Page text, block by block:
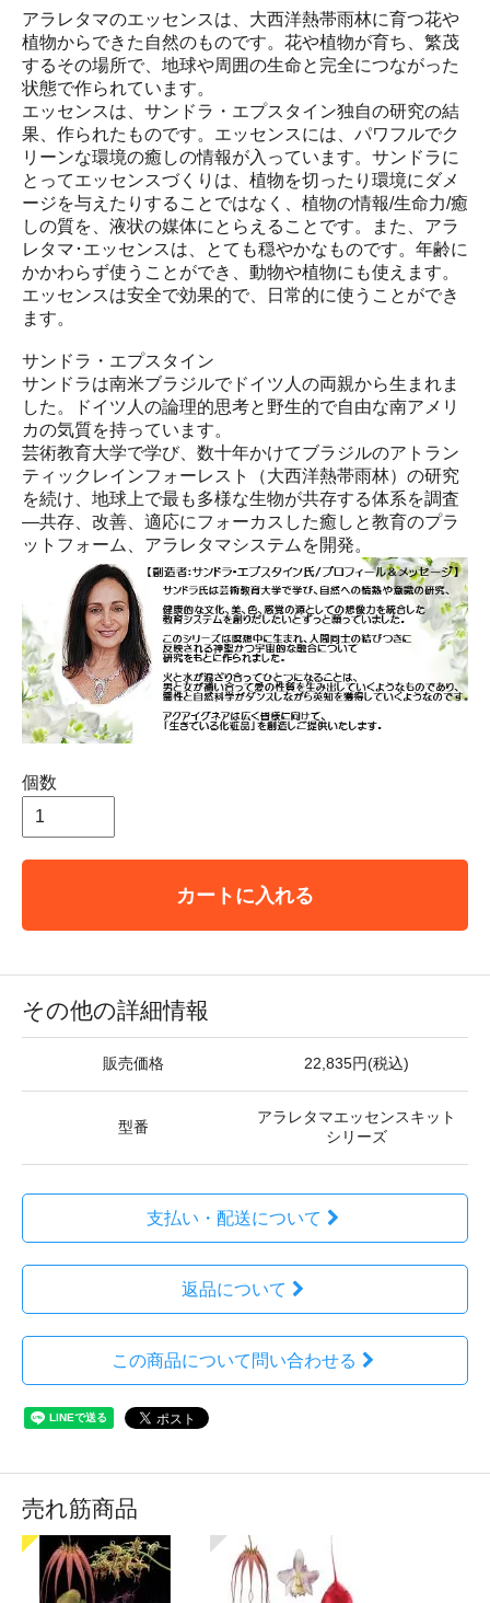
アラレタマのエッセンスは、大西洋熱帯雨林に育つ花や
植物からできた自然のものです。花や植物が育ち、繁茂
するその場所で、地球や周囲の生命と完全につながった
状態で作られています。
エッセンスは、サンドラ・エプスタイン独自の研究の結
果、作られたものです。エッセンスには、パワフルでク
リーンな環境の癒しの情報が入っています。サンドラに
とってエッセンスづくりは、植物を切ったり環境にダメ
ージを与えたりすることではなく、植物の情報/生命力/癒
しの質を、液状の媒体にとらえることです。また、アラ
レタマ･エッセンスは、とても穏やかなものです。年齢に
かかわらず使うことができ、動物や植物にも使えます。
エッセンスは安全で効果的で、日常的に使うことができ
ます。
サンドラ・エプスタイン
サンドラは南米ブラジルでドイツ人の両親から生まれま
した。ドイツ人の論理的思考と野生的で自由な南アメリ
カの気質を持っています。
芸術教育大学で学び、数十年かけてブラジルのアトラン
ティックレインフォーレスト（大西洋熱帯雨林）の研究
を続け、地球上で最も多様な生物が共存する体系を調査
―共存、改善、適応にフォーカスした癒しと教育のプラ
ットフォーム、アラレタマシステムを開発。
個数
カートに入れる
その他の詳細情報
販売価格 22,835円(税込)
型番
アラレタマエッセンスキット
シリーズ
支払い・配送について
返品について
この商品について問い合わせる
売れ筋商品